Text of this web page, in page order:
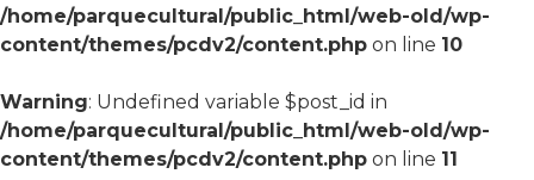
/home/parquecultural/public_html/web-old/wp-
content/themes/pcdv2/content.php on line 10
Warning: Undefined variable $post_id in
/home/parquecultural/public_html/web-old/wp-
content/themes/pcdv2/content.php on line 11